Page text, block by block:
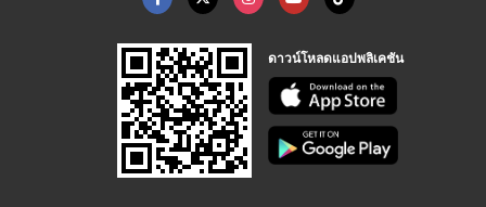
ดาวน์โหลดแอปพลิเคชัน